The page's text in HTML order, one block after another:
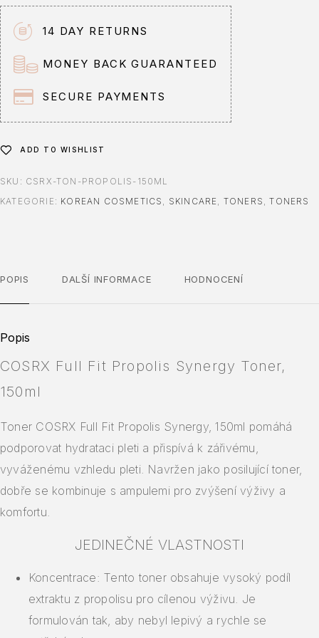
r
n
a
t
i
v
14 DAY RETURNS
MONEY BACK GUARANTEED
SECURE PAYMENTS
ADD TO WISHLIST
SKU: CSRX-TON-PROPOLIS-150ML
KATEGORIE: KOREAN COSMETICS , SKINCARE, TONERS ,TONERS
POPIS DALŠÍ INFORMACE HODNOCENÍ
Popis
COSRX Full Fit Propolis Synergy Toner,
150ml
Toner COSRX Full Fit Propolis Synergy, 150ml pomáhá
podporovat hydrataci pleti a přispívá k zářivému,
vyváženému vzhledu pleti. Navržen jako posilující toner,
dobře se kombinuje s ampulemi pro zvýšení výživy a
komfortu.
JEDINEČNÉ VLASTNOSTI
Koncentrace: Tento toner obsahuje vysoký podíl
extraktu z propolisu pro cílenou výživu. Je
formulován tak, aby nebyl lepivý a rychle se